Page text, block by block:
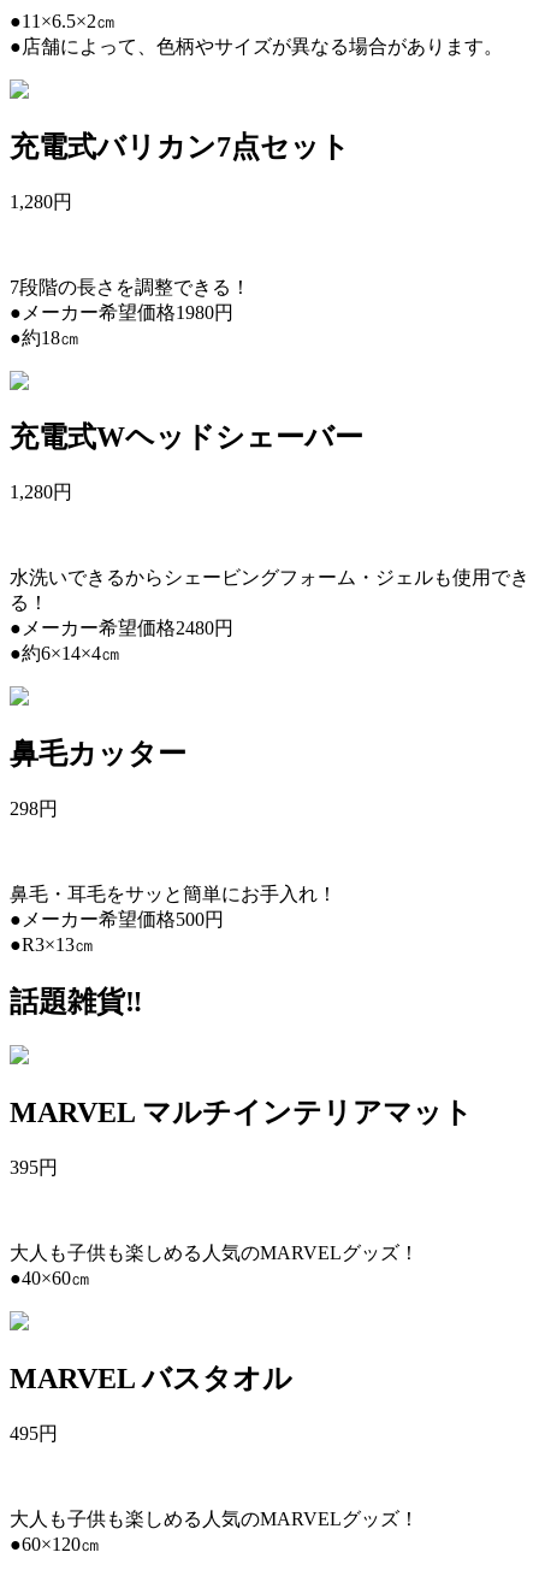
●11×6.5×2㎝
●店舗によって、色柄やサイズが異なる場合があります。
充電式バリカン7点セット
1,280円
7段階の長さを調整できる！
●メーカー希望価格1980円
●約18㎝
充電式Wヘッドシェーバー
1,280円
水洗いできるからシェービングフォーム・ジェルも使用でき
る！
●メーカー希望価格2480円
●約6×14×4㎝
鼻毛カッター
298円
鼻毛・耳毛をサッと簡単にお手入れ！
●メーカー希望価格500円
●R3×13㎝
話題雑貨‼︎
MARVEL マルチインテリアマット
395円
大人も子供も楽しめる人気のMARVELグッズ！
●40×60㎝
MARVEL バスタオル
495円
大人も子供も楽しめる人気のMARVELグッズ！
●60×120㎝